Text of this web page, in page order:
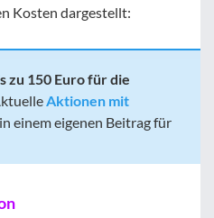
Kosten dargestellt:
zu 150 Euro für die
Aktionen mit
einem eigenen Beitrag für